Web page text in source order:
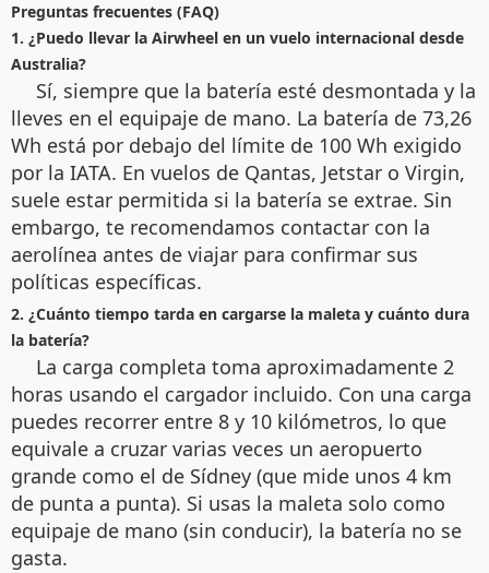
Preguntas frecuentes (FAQ)
1. ¿Puedo llevar la Airwheel en un vuelo internacional desde
Australia?
Sí, siempre que la batería esté desmontada y la
lleves en el equipaje de mano. La batería de 73,26
Wh está por debajo del límite de 100 Wh exigido
por la IATA. En vuelos de Qantas, Jetstar o Virgin,
suele estar permitida si la batería se extrae. Sin
embargo, te recomendamos contactar con la
aerolínea antes de viajar para confirmar sus
políticas específicas.
2. ¿Cuánto tiempo tarda en cargarse la maleta y cuánto dura
la batería?
La carga completa toma aproximadamente 2
horas usando el cargador incluido. Con una carga
puedes recorrer entre 8 y 10 kilómetros, lo que
equivale a cruzar varias veces un aeropuerto
grande como el de Sídney (que mide unos 4 km
de punta a punta). Si usas la maleta solo como
equipaje de mano (sin conducir), la batería no se
gasta.